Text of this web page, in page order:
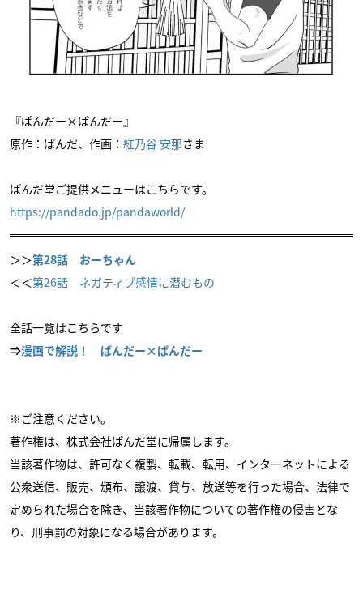
『ぱんだー×ぱんだー』
原作：ぱんだ、作画： 紅乃谷 安那さま
ぱんだ堂ご提供メニューはこちらです。
https://pandado.jp/pandaworld/
＞＞第28話 おーちゃん
＜＜第26話 ネガティブ感情に潜むもの
全話一覧はこちらです
⇒漫画で解説！ ぱんだー×ぱんだー
※ご注意ください。
著作権は、株式会社ぱんだ堂に帰属します。
当該著作物は、許可なく複製、転載、転用、インターネットによる
公衆送信、販売、頒布、譲渡、貸与、放送等を行った場合、法律で
定められた場合を除き、当該著作物についての著作権の侵害とな
り、刑事罰の対象になる場合があります。